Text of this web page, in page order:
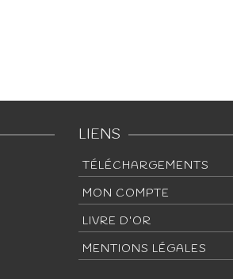
LIENS
TÉLÉCHARGEMENTS
MON COMPTE
LIVRE D’OR
MENTIONS LÉGALES